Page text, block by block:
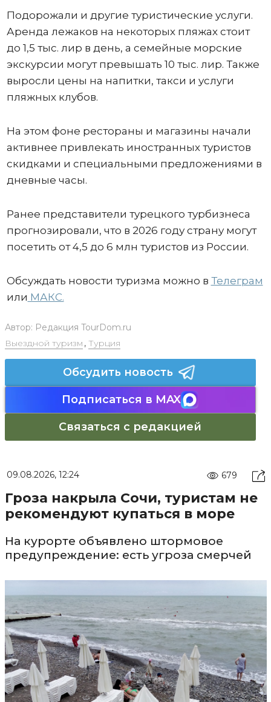
Подорожали и другие туристические услуги.
Аренда лежаков на некоторых пляжах стоит
до 1,5 тыс. лир в день, а семейные морские
экскурсии могут превышать 10 тыс. лир. Также
выросли цены на напитки, такси и услуги
пляжных клубов.
На этом фоне рестораны и магазины начали
активнее привлекать иностранных туристов
скидками и специальными предложениями в
дневные часы.
Ранее представители турецкого турбизнеса
прогнозировали, что в 2026 году страну могут
посетить от 4,5 до 6 млн туристов из России.
Обсуждать новости туризма можно в Телеграм
или МАКС.
Автор: Редакция TourDom.ru
Выездной туризм , Турция
Обсудить новость
Подписаться в MAX
Связаться с редакцией
09.08.2026, 12:24 679
Гроза накрыла Сочи, туристам не
рекомендуют купаться в море
На курорте объявлено штормовое
предупреждение: есть угроза смерчей